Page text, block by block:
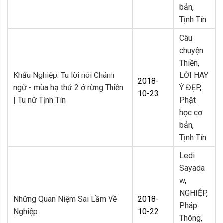
bản,
Tịnh Tín
Khẩu Nghiệp: Tu lời nói Chánh
ngữ - mùa hạ thứ 2 ở rừng Thiền
| Tu nữ Tịnh Tín
2018-
10-23
Câu
chuyện
Thiền,
LỜI HAY
Ý ĐẸP,
Phật
học cơ
bản,
Tịnh Tín
Những Quan Niệm Sai Lầm Về
Nghiệp
2018-
10-22
Ledi
Sayada
w,
NGHIỆP,
Pháp
Thông,